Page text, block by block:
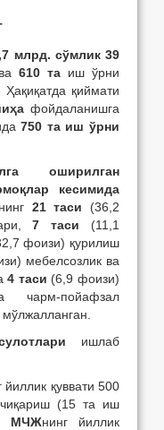
млрд. сўмлик 39
610 таиш ўрни
қиймати
фойдаланишга
750 та иш ўрни
оширилган
кесимида
21 таси (36,2
7 таси (11,1
фоизи) қурилиш
мебелсозлик ва
4 таси (6,9 фоизи)
пойафзал
ишлаб
йиллик қуввати 500
(15 та иш
МЧЖнинг йиллик